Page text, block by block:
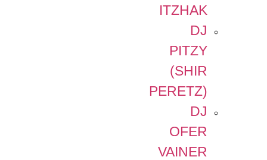
ITZHAK
DJ
PITZY
(SHIR
PERETZ)
DJ
OFER
VAINER